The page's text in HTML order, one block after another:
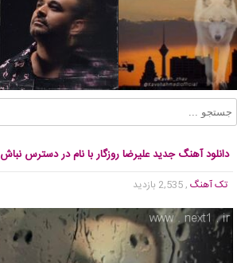
دانلود آهنگ جدید علیرضا روزگار با نام در دسترس نباش
تک آهنگ , 2,535 بازدید